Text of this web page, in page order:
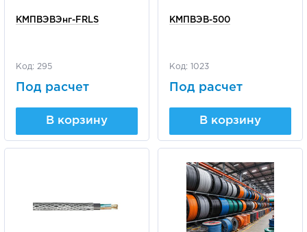
КМПВЭВЭнг-FRLS
Код: 295
Под расчет
В корзину
КМПВЭВ-500
Код: 1023
Под расчет
В корзину